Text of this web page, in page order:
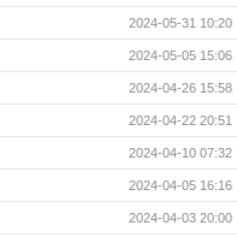
2024-05-31 10:20
2024-05-05 15:06
2024-04-26 15:58
2024-04-22 20:51
2024-04-10 07:32
2024-04-05 16:16
2024-04-03 20:00